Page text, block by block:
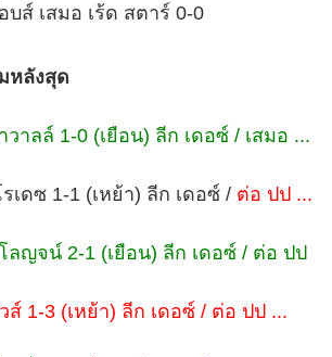
บส์ เสมอ เร้ด สตาร์ 0-0
หลังสุด
วาลล์ 1-0 (เยือน) ลีก เดอซ์ / เสมอ ...
เดซ 1-1 (เหย้า) ลีก เดอซ์ / ต่อ ปป ...
ลญจน์ 2-1 (เยือน) ลีก เดอซ์ / ต่อ ปป
ส์ 1-3 (เหย้า) ลีก เดอซ์ / ต่อ ปป ...